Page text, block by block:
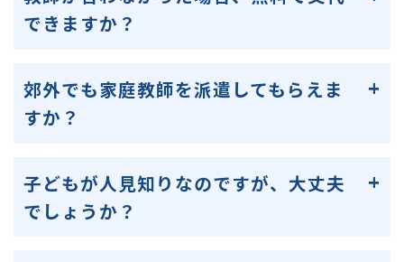
できますか？
郊外でも家庭教師を派遣してもらえま
すか？
子どもが人見知りなのですが、大丈夫
でしょうか？